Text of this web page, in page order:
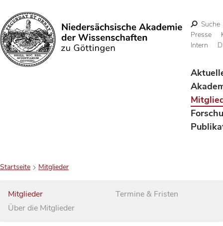
Suchen
Suche
Presse
Intern
Startseite Mitglieder
Mitglieder
Über die Mitglieder
Termine & Fristen